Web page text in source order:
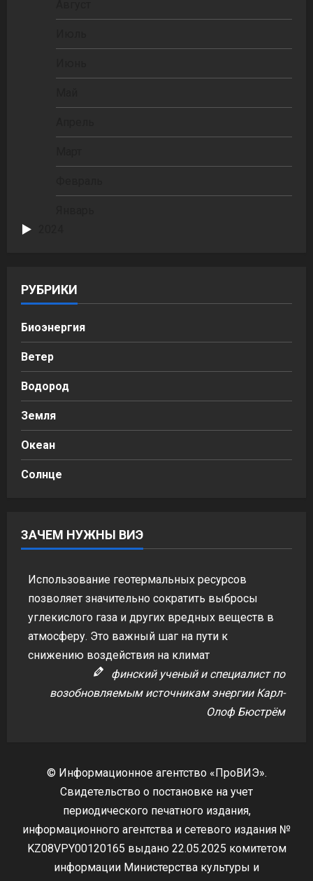
РУБРИКИ
Биоэнергия
Ветер
Водород
Земля
Океан
Солнце
ЗАЧЕМ НУЖНЫ ВИЭ
Использование геотермальных ресурсов
позволяет значительно сократить выбросы
углекислого газа и других вредных веществ в
атмосферу. Это важный шаг на пути к
снижению воздействия на климат
финский ученый и специалист по
возобновляемым источникам энергии Карл-
Олоф Бюстрём
© Информационное агентство «ПроВИЭ».
Свидетельство о постановке на учет
периодического печатного издания,
информационного агентства и сетевого издания №
KZ08VPY00120165 выдано 22.05.2025 комитетом
информации Министерства культуры и